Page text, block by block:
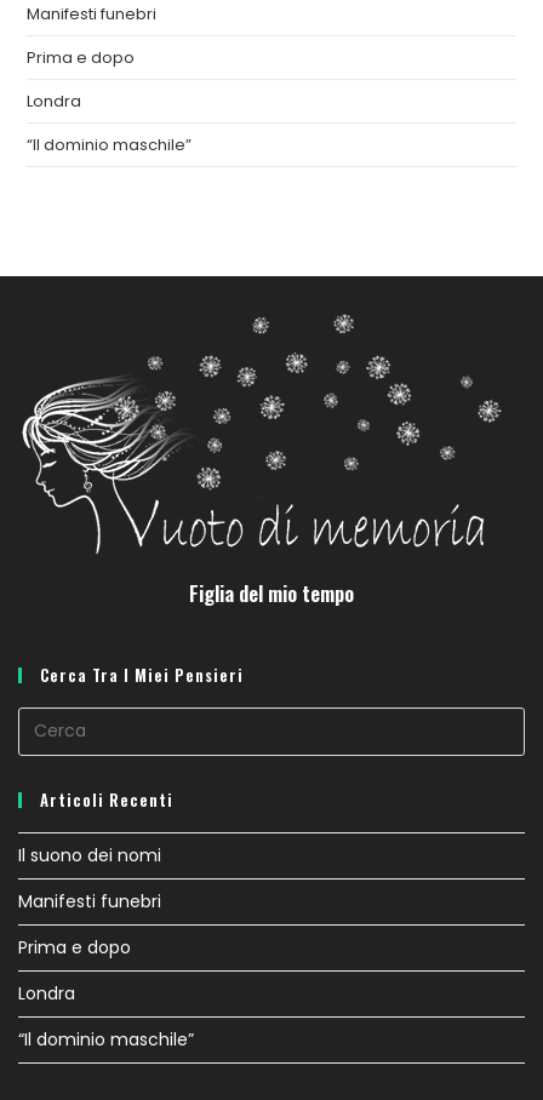
Manifesti funebri
Prima e dopo
Londra
“Il dominio maschile”
Figlia del mio tempo
Cerca Tra I Miei Pensieri
Articoli Recenti
Il suono dei nomi
Manifesti funebri
Prima e dopo
Londra
“Il dominio maschile”